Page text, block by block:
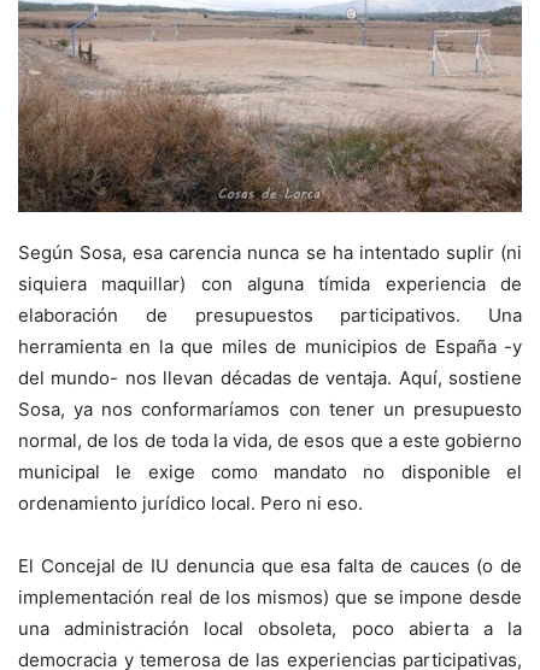
Según Sosa, esa carencia nunca se ha intentado suplir (ni
siquiera maquillar) con alguna tímida experiencia de
elaboración de presupuestos participativos. Una
herramienta en la que miles de municipios de España -y
del mundo- nos llevan décadas de ventaja. Aquí, sostiene
Sosa, ya nos conformaríamos con tener un presupuesto
normal, de los de toda la vida, de esos que a este gobierno
municipal le exige como mandato no disponible el
ordenamiento jurídico local. Pero ni eso.
El Concejal de IU denuncia que esa falta de cauces (o de
implementación real de los mismos) que se impone desde
una administración local obsoleta, poco abierta a la
democracia y temerosa de las experiencias participativas,